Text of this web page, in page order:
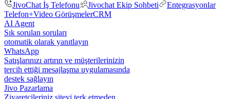
JivoChat İş Telefonu
Jivochat Ekip Sohbeti
Entegrasyonlar
Telefon+Video GörüşmelerCRM
AI Agent
Sık sorulan soruları
otomatik olarak yanıtlayın
WhatsApp
Satışlarınızı artırın ve müşterilerinizin
tercih ettiği mesajlaşma uygulamasında
destek sağlayın
Jivo Pazarlama
Ziyaretçileriniz siteyi terk etmeden